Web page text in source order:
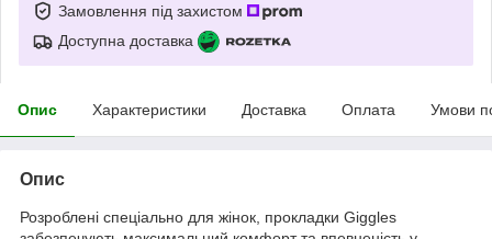
Замовлення під захистом
Доступна доставка
Опис Характеристики Доставка Оплата Умови
Опис
Розроблені спеціально для жінок, прокладки Giggles